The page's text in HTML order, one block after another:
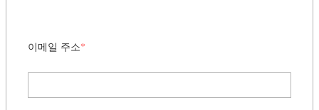
이메일 주소*